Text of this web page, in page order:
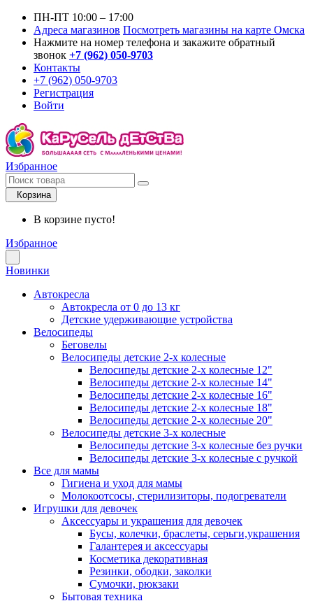
ПН-ПТ 10:00 – 17:00
Адреса магазинов Посмотреть магазины на карте Омска
Нажмите на номер телефона и закажите обратный
звонок +7 (962) 050-9703
Контакты
+7 (962) 050-9703
Регистрация
Войти
Избранное
Корзина
В корзине пусто!
Избранное
Новинки
Автокресла
Автокресла от 0 до 13 кг
Детские удерживающие устройства
Велосипеды
Беговелы
Велосипеды детские 2-х колесные
Велосипеды детские 2-х колесные 12"
Велосипеды детские 2-х колесные 14"
Велосипеды детские 2-х колесные 16"
Велосипеды детские 2-х колесные 18"
Велосипеды детские 2-х колесные 20"
Велосипеды детские 3-х колесные
Велосипеды детские 3-х колесные без ручки
Велосипеды детские 3-х колесные с ручкой
Все для мамы
Гигиена и уход для мамы
Молокоотсосы, стерилизиторы, подогреватели
Игрушки для девочек
Аксессуары и украшения для девочек
Бусы, колечки, браслеты, серьги,украшения
Галантерея и аксессуары
Косметика декоративная
Резинки, ободки, заколки
Сумочки, рюкзаки
Бытовая техника